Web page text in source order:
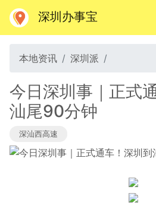
深圳办事宝
本地资讯 深圳派
今日深圳事｜正式
汕尾90分钟
深汕西高速